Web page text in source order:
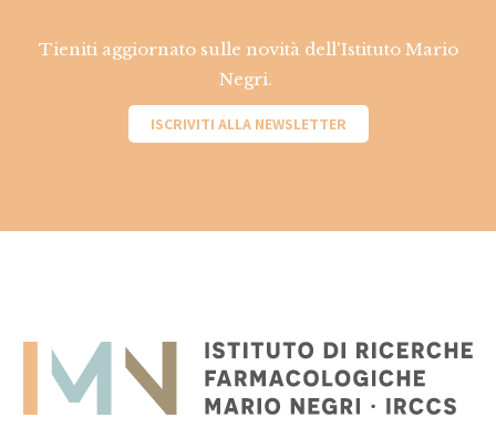
Tieniti aggiornato sulle novità dell'Istituto Mario
Negri.
ISCRIVITI ALLA NEWSLETTER